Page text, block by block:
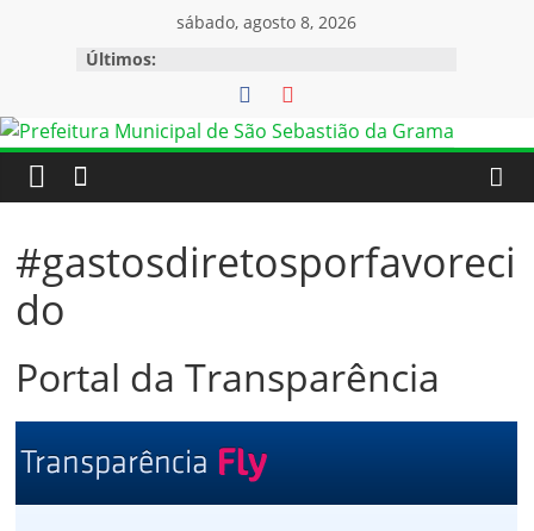
sábado, agosto 8, 2026
Últimos:
#gastosdiretosporfavoreci
do
Portal da Transparência